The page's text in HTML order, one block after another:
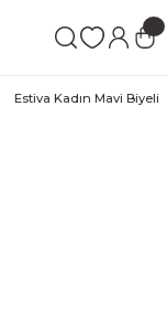
Estiva Kadın Mavi Biyeli